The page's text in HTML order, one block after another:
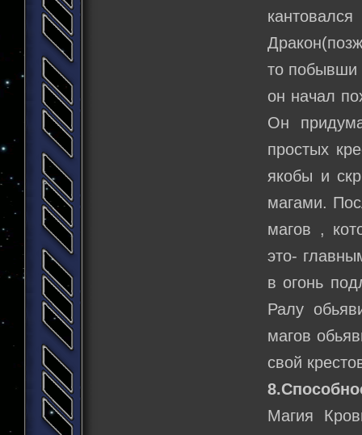
то
он начал
Он
простых
якобы и
магами.
магов ,
это-
в огонь
Ралу
магов
свой
Магия